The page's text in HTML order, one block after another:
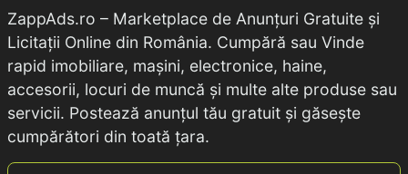
ZappAds.ro – Marketplace de Anunțuri Gratuite și
Licitații Online din România. Cumpără sau Vinde
rapid imobiliare, mașini, electronice, haine,
accesorii, locuri de muncă și multe alte produse sau
servicii. Postează anunțul tău gratuit și găsește
cumpărători din toată țara.